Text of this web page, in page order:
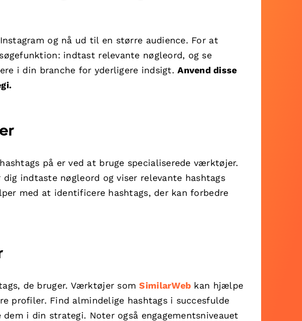
og nå ud til en større audience. For at
indtast relevante nøgleord, og se
i din branche for yderligere indsigt.Anvend disse
på er ved at bruge specialiserede værktøjer.
dig indtaste nøgleord og viser relevante hashtags
med at identificere hashtags, der kan forbedre
de bruger. Værktøjer somSimilarWeb kan hjælpe
profiler. Find almindelige hashtags i succesfulde
i din strategi. Noter også engagementsniveauet